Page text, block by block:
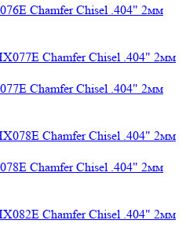
Chamfer Chisel .404" 2мм
Chamfer Chisel .404" 2мм
Chamfer Chisel .404" 2мм